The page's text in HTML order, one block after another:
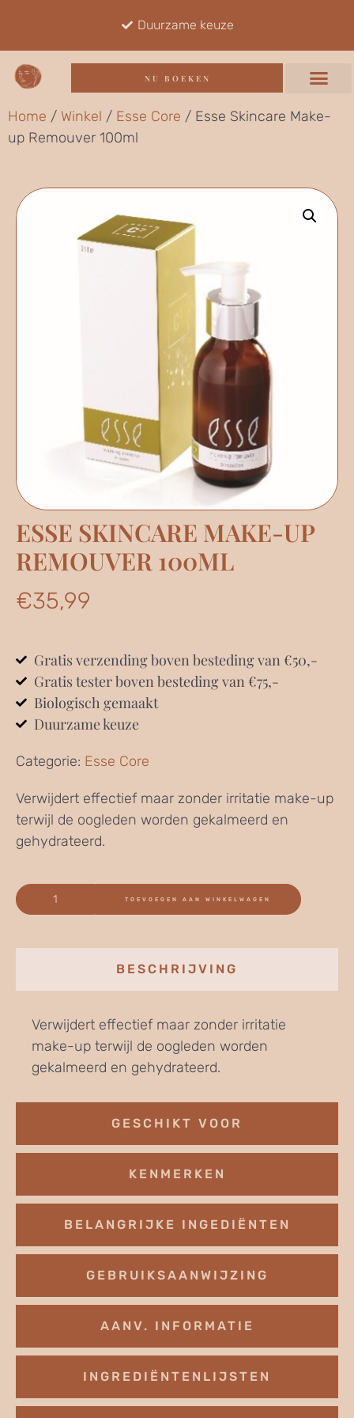
Duurzame keuze
NU BOEKEN
Home / Winkel / Esse Core / Esse Skincare Make-
up Remouver 100ml
ESSE SKINCARE MAKE-UP
REMOUVER 100ML
€35,99
Gratis verzending boven besteding van €50,-
Gratis tester boven besteding van €75,-
Biologisch gemaakt
Duurzame keuze
Categorie: Esse Core
Verwijdert effectief maar zonder irritatie make-up
terwijl de oogleden worden gekalmeerd en
gehydrateerd.
TOEVOEGEN AAN WINKELWAGEN
BESCHRIJVING
GESCHIKT VOOR
KENMERKEN
BELANGRIJKE INGEDIËNTEN
GEBRUIKSAANWIJZING
AANV. INFORMATIE
INGREDIËNTENLIJSTEN
Verwijdert effectief maar zonder irritatie
make-up terwijl de oogleden worden
gekalmeerd en gehydrateerd.